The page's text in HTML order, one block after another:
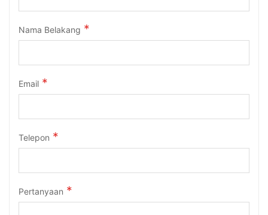
Nama Belakang
Email
Telepon
Pertanyaan